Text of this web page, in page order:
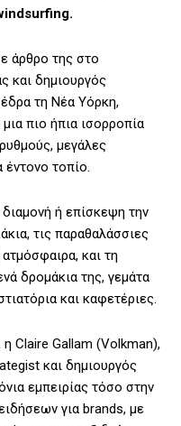
άρθρο της στο
και δημιουργός
τη Νέα Υόρκη,
πιο ήπια ισορροπία
μεγάλες
έντονο τοπίο.
ή επίσκεψη την
τις παραθαλάσσιες
και τη
δρομάκια της, γεμάτα
και καφετέριες.
η Claire Gallam (Volkman),
και δημιουργός
εμπειρίας τόσο στην
για brands, με